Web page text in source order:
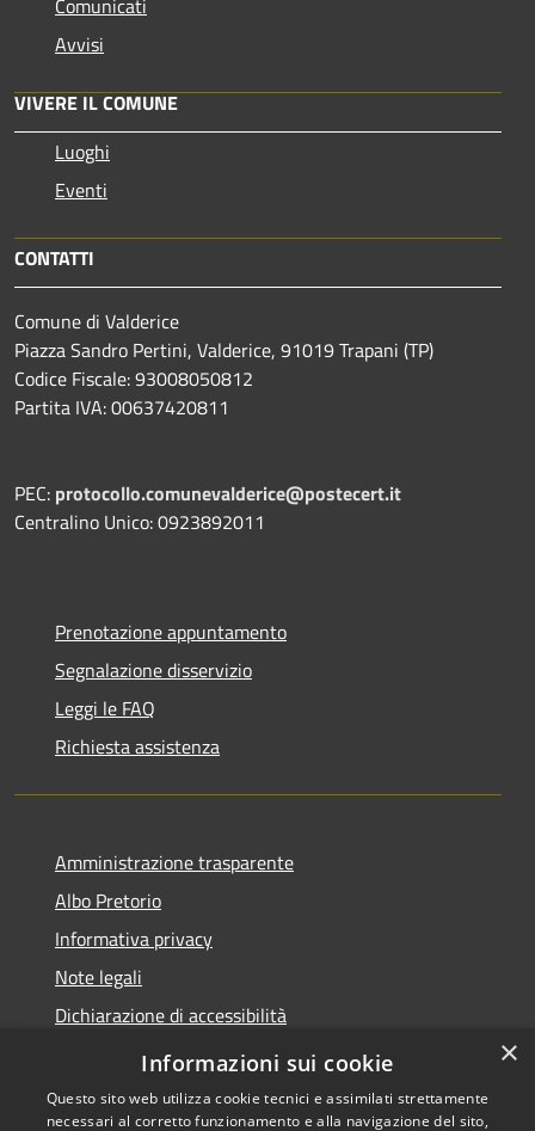
Comunicati
Avvisi
VIVERE IL COMUNE
Luoghi
Eventi
CONTATTI
Comune di Valderice
Piazza Sandro Pertini, Valderice, 91019 Trapani (TP)
Codice Fiscale: 93008050812
Partita IVA: 00637420811
PEC: protocollo.comunevalderice@postecert.it
Centralino Unico: 0923892011
Prenotazione appuntamento
Segnalazione disservizio
Leggi le FAQ
Richiesta assistenza
Amministrazione trasparente
Albo Pretorio
Informativa privacy
Note legali
Dichiarazione di accessibilità
Informativa Privacy Videosorveglianza
×
Informazioni sui cookie
Questo sito web utilizza cookie tecnici e assimilati strettamente
necessari al corretto funzionamento e alla navigazione del sito,